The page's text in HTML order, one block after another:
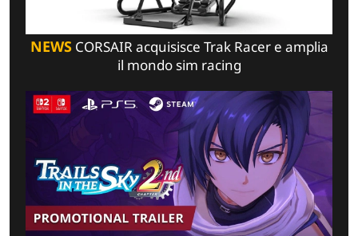
NEWSCORSAIR acquisisce Trak Racer e amplia
il mondo sim racing